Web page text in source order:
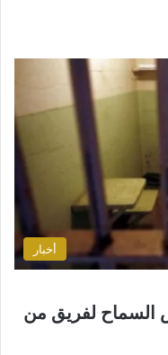
أخبار
السماح لفريق من